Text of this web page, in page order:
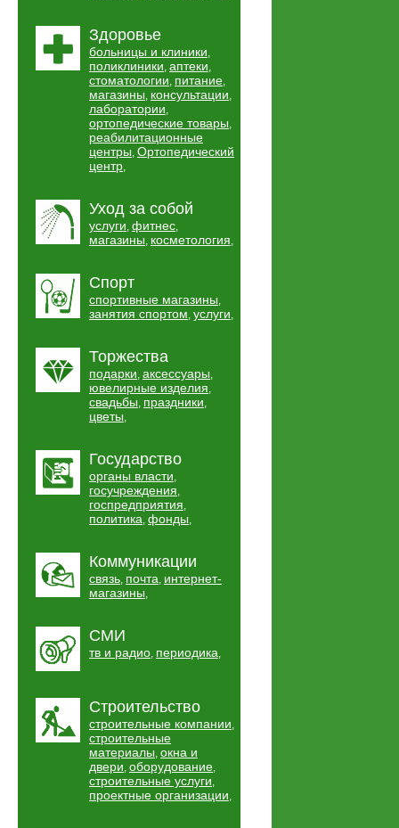
Здоровье
больницы и клиники,
поликлиники, аптеки,
стоматологии, питание,
магазины, консультации,
лаборатории,
ортопедические товары,
реабилитационные
центры, Ортопедический
центр,
Уход за собой
услуги, фитнес,
магазины, косметология,
Спорт
спортивные магазины,
занятия спортом, услуги,
Торжества
подарки, аксессуары,
ювелирные изделия,
свадьбы, праздники,
цветы,
Государство
органы власти,
госучреждения,
госпредприятия,
политика, фонды,
Коммуникации
связь, почта, интернет-
магазины,
СМИ
тв и радио, периодика,
Строительство
строительные компании,
строительные
материалы, окна и
двери, оборудование,
строительные услуги,
проектные организации,